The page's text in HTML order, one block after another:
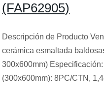
(FAP62905)
Descripción de Producto
cerámica esmaltada
300x600mm)
(300x600mm): 8PC/CTN,